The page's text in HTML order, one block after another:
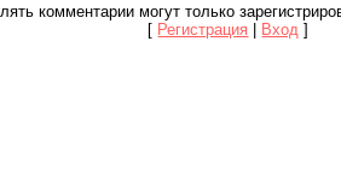
комментарии могут только
[ Регистрация Вход ]